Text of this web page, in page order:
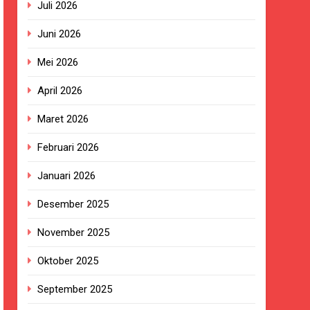
Pengadaan Buku Simi
Sekolah
Gratis
Perkuat Penataan Pedagang
Juli 2026
Juni 2026
Mei 2026
April 2026
Maret 2026
Februari 2026
Januari 2026
Desember 2025
November 2025
Oktober 2025
September 2025